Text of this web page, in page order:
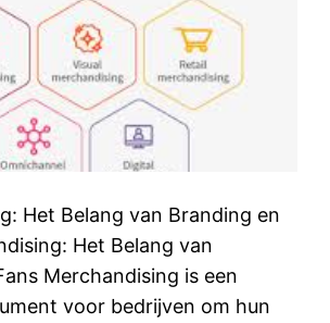
Het Belang van Branding en
Het Belang van
Merchandising is een
voor bedrijven om hun